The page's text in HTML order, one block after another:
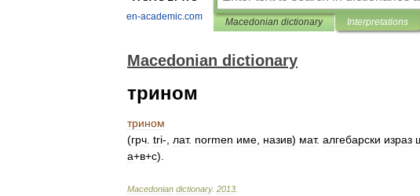
en-academic.com Macedonian dictionary Interpretations
Macedonian dictionary
трином
трином
(грч tri-, лат. normen име назив) мат. алгебарски израз
а+в+с).
Macedonian dictionary. 2013